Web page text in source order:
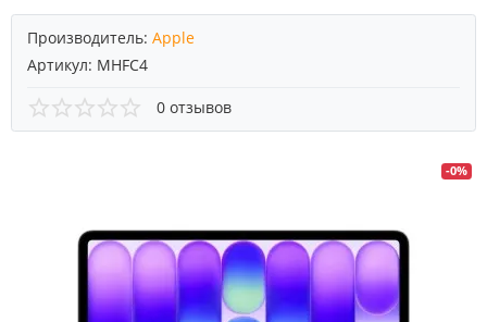
Производитель: Apple
Артикул: MHFC4
0 отзывов
-0%